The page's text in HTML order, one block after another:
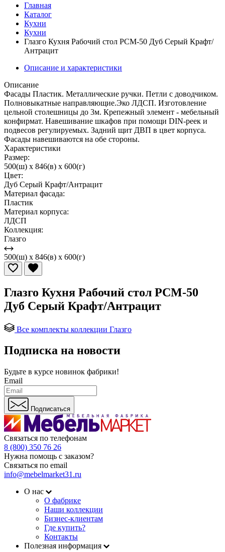
Главная
Каталог
Кухни
Кухни
Глазго Кухня Рабочий стол РСМ-50 Дуб Серый Крафт/
Антрацит
Описание и характеристики
Описание
Фасады Пластик. Металлические ручки. Петли с доводчиком.
Полновыкатные направляющие.Эко ЛДСП. Изготовление
цельной столешницы до 3м. Крепежный элемент - мебельный
конфирмат. Навешивание шкафов при помощи DIN-реек и
подвесов регулируемых. Задний щит ДВП в цвет корпуса.
Фасады навешиваются на обе стороны.
Характеристики
Размер:
500(ш) x 846(в) x 600(г)
Цвет:
Дуб Серый Крафт/Антрацит
Материал фасада:
Пластик
Материал корпуса:
ЛДСП
Коллекция:
Глазго
500(ш) x 846(в) x 600(г)
Глазго Кухня Рабочий стол РСМ-50
Дуб Серый Крафт/Антрацит
Все комплекты коллекции Глазго
Подписка на новости
Будьте в курсе новинок фабрики!
Email
Подписаться
Связаться по телефонам
8 (800) 350 76 26
Нужна помощь с заказом?
Связаться по email
info@mebelmarket31.ru
О нас
О фабрике
Наши коллекции
Бизнес-клиентам
Где купить?
Контакты
Полезная информация